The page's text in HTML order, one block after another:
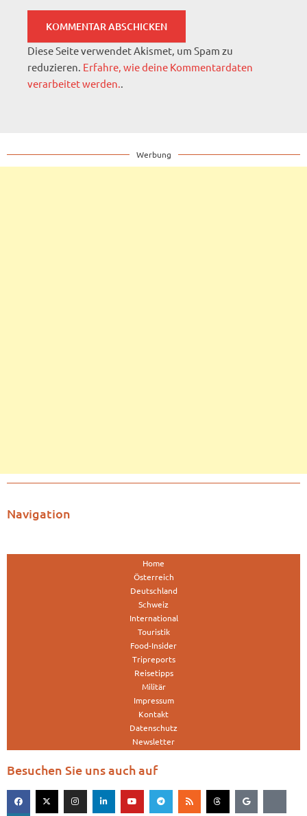
Diese Seite verwendet Akismet, um Spam zu
reduzieren. Erfahre, wie deine Kommentardaten
verarbeitet werden..
Werbung
Navigation
Home
Österreich
Deutschland
Schweiz
International
Touristik
Food-Insider
Tripreports
Reisetipps
Militär
Impressum
Kontakt
Datenschutz
Newsletter
Besuchen Sie uns auch auf